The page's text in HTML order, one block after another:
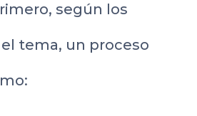
según los
tema, un proceso